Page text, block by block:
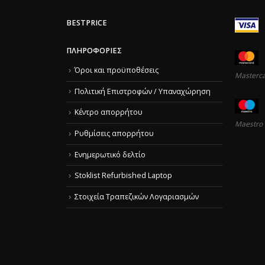
BESTPRICE
ΠΛΗΡΟΦΟΡΊΕΣ
Όροι και προϋποθέσεις
Πολιτική Επιστροφών / Υπαναχώρηση
Κέντρο απορρήτου
Ρυθμίσεις απορρήτου
Ενημερωτικό δελτίο
Stoklist Refurbished Laptop
Στοιχεία Τραπεζικών Λογαριασμών
Maestro